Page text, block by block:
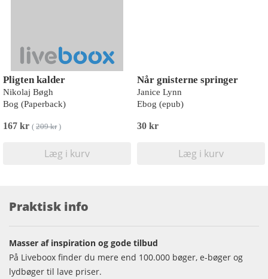
Pligten kalder
Nikolaj Bøgh
Bog (Paperback)
167 kr ( 209 kr)
Læg i kurv
Når gnisterne springer
Janice Lynn
Ebog (epub)
30 kr
Læg i kurv
Praktisk info
Masser af inspiration og gode tilbud
På Liveboox finder du mere end 100.000 bøger, e-bøger og
lydbøger til lave priser.